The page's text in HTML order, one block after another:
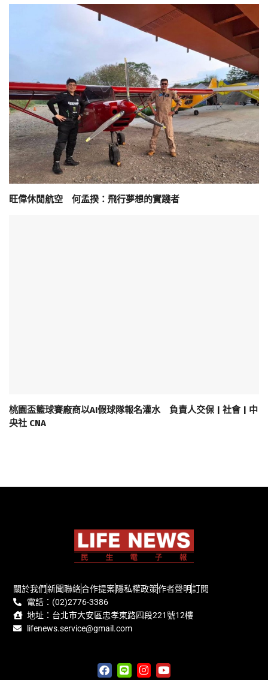
旺偉休閒航空 何孟揆：飛行夢想的實踐者
桃園盃籃球賽廠商以AI假球隊報名灌水 負責人交保 | 社會 | 中
央社 CNA
關於我們新聞聯絡合作提案隱私權政策作者聲明訂閱
電話：(02)2776-3386
地址：台北市大安區忠孝東路四段221號12樓
lifenews.service@gmail.com